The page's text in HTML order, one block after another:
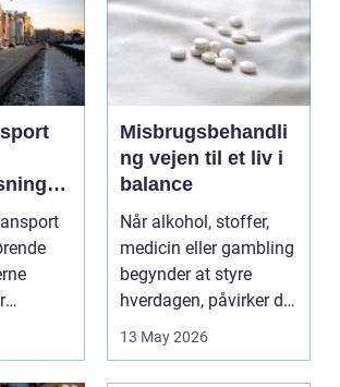
mere
Misbrugsbehandli
ng vejen til et liv i
balance
Når alkohol, stoffer,
medicin eller gambling
begynder at styre
hverdagen, påvirker det
ikke kun pers...
13 May 2026